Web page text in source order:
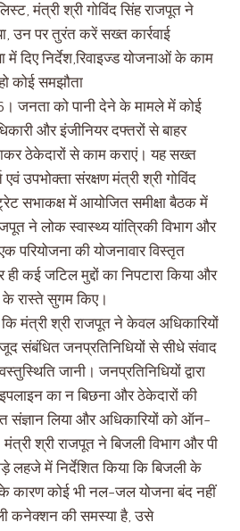
मंत्री श्री गोविंद सिंह राजपूत ने
उन पर तुरंत करें सख्त कार्रवाई
दिए निर्देश,रिवाइज्ड योजनाओं के काम
कोई समझौता
जनता को पानी देने के मामले में कोई
और इंजीनियर दफ्तरों से बाहर
ठेकेदारों से काम कराएं। यह सख्त
एवं उपभोक्ता संरक्षण मंत्री श्री गोविंद
सभाकक्ष में आयोजित समीक्षा बैठक में
ने लोक स्वास्थ्य यांत्रिकी विभाग और
की योजनावार विस्तृत
ही कई जटिल मुद्दों का निपटारा किया और
रास्ते सुगम किए।
मंत्री श्री राजपूत ने केवल अधिकारियों
संबंधित जनप्रतिनिधियों से सीधे संवाद
जानी। जनप्रतिनिधियों द्वारा
का न बिछना और ठेकेदारों की
संज्ञान लिया और अधिकारियों को ऑन-
श्री राजपूत ने बिजली विभाग और पी
लहजे में निर्देशित किया कि बिजली के
कारण कोई भी नल-जल योजना बंद नहीं
कनेक्शन की समस्या है, उसे